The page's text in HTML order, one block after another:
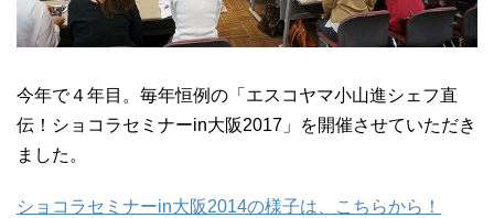
今年で４年目。毎年恒例の「エスコヤマ小山進シェフ直
伝！ショコラセミナーin大阪2017」を開催させていただき
ました。
ショコラセミナーin大阪2014の様子は、こちらから！